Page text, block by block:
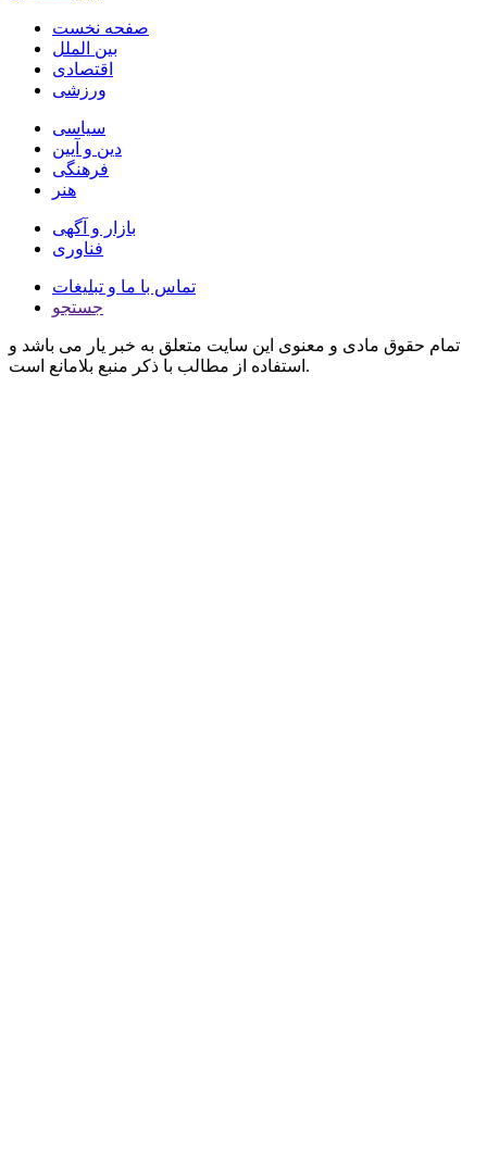
صفحه نخست
بین الملل
اقتصادی
ورزشی
سیاسی
دین و آیین
فرهنگی
هنر
بازار و آگهی
فناوری
تماس با ما و تبلیغات
جستجو
تمام حقوق مادی و معنوی این سایت متعلق به خبر یار می باشد و
استفاده از مطالب با ذکر منبع بلامانع است.